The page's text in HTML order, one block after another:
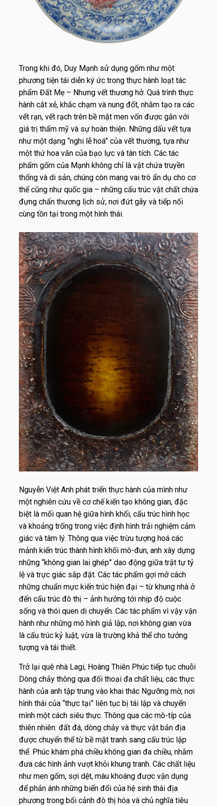
Trong khi đó, Duy Mạnh sử dụng gốm như một
phương tiện tái diễn ký ức trong thực hành loạt tác
phẩm Đất Mẹ – Nhưng vết thương hở. Quá trình thực
hành cắt xẻ, khắc chạm và nung đốt, nhằm tạo ra các
vết rạn, vết rạch trên bề mặt men vốn được gắn với
giá trị thẩm mỹ và sự hoàn thiện. Những dấu vết tựa
như một dạng “nghi lễ hoá” của vết thương, tựa như
một thứ hoa văn của bạo lực và tàn tích. Các tác
phẩm gốm của Mạnh không chỉ là vật chứa truyền
thống và di sản, chúng còn mang vai trò ẩn dụ cho cơ
thể cũng như quốc gia – những cấu trúc vật chất chứa
đựng chấn thương lịch sử, nơi đứt gãy và tiếp nối
cùng tồn tại trong một hình thái.
Nguyễn Việt Anh phát triển thực hành của mình như
một nghiên cứu về cơ chế kiến tạo không gian, đặc
biệt là mối quan hệ giữa hình khối, cấu trúc hình học
và khoảng trống trong việc định hình trải nghiệm cảm
giác và tâm lý. Thông qua việc trừu tượng hoá các
mảnh kiến trúc thành hình khối mô-đun, anh xây dựng
những “không gian lai ghép” dao động giữa trật tự tỷ
lệ và trực giác sắp đặt. Các tác phẩm gợi mở cách
những chuẩn mực kiến trúc hiện đại – từ khung nhà ở
đến cấu trúc đô thị – ảnh hưởng tới nhịp độ cuộc
sống và thói quen di chuyển. Các tác phẩm vì vậy vận
hành như những mô hình giả lập, nơi không gian vừa
là cấu trúc kỷ luật, vừa là trường khả thể cho tưởng
tượng và tái thiết.
Trở lại quê nhà Lagi, Hoàng Thiên Phúc tiếp tục chuỗi
Dòng chảy thông qua đối thoại đa chất liệu, các thực
hành của anh tập trung vào khai thác Ngưỡng mờ, nơi
hình thái của “thực tại” liên tục bị tái lập và chuyển
mình một cách siêu thực. Thông qua các mô-típ của
thiên nhiên: đất đá, dòng chảy và thực vật bản địa
được chuyển thể từ bề mặt tranh sang cấu trúc lập
thể. Phúc khám phá chiều không gian đa chiều, nhằm
đưa các hình ảnh vượt khỏi khung tranh. Các chất liệu
như men gốm, sợi dệt, màu khoáng được vận dụng
để phản ánh những biến đổi của hệ sinh thái địa
phương trong bối cảnh đô thị hóa và chủ nghĩa tiêu